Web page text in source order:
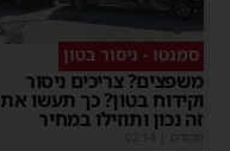
סמנטו - ניסור בטון
משפצים? צריכים ניסור
וקידוח בטון? כך תעשו את
זה נכון ותוזילו במחיר
מקודם